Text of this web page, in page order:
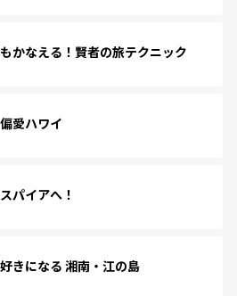
かなえる！賢者の旅テクニック
愛ハワイ
パイアへ！
きになる 湘南・江の島